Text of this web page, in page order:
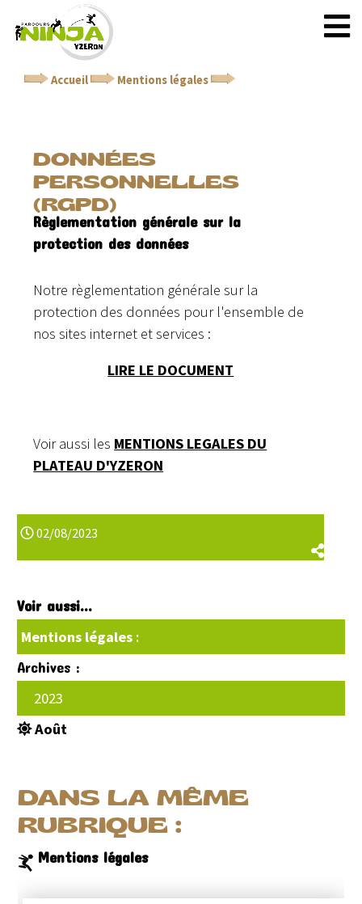
Accueil Mentions légales
DONNÉES
PERSONNELLES
(RGPD)
Règlementation générale sur la
protection des données
Notre règlementation générale sur la
protection des données pour l'ensemble de
nos sites internet et services :
LIRE LE DOCUMENT
Voir aussi les MENTIONS LEGALES DU
PLATEAU D'YZERON
02/08/2023
Voir aussi...
Mentions légales :
Archives :
2023
Août
DANS LA MÊME
RUBRIQUE :
Mentions légales